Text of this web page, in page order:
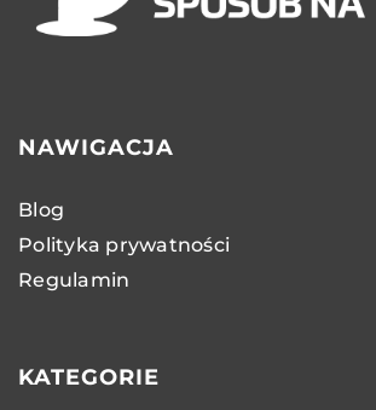
NAWIGACJA
Blog
Polityka prywatności
Regulamin
KATEGORIE